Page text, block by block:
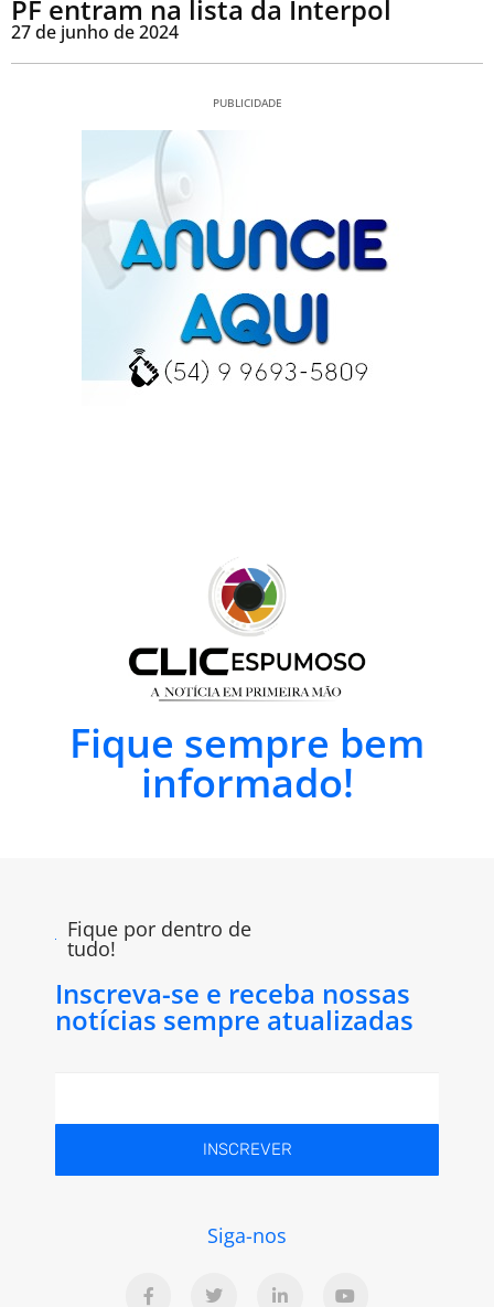
PF entram na lista da Interpol
27 de junho de 2024
PUBLICIDADE
Fique sempre bem
informado!
Fique por dentro de
tudo!
Inscreva-se e receba nossas
notícias sempre atualizadas
INSCREVER
Siga-nos